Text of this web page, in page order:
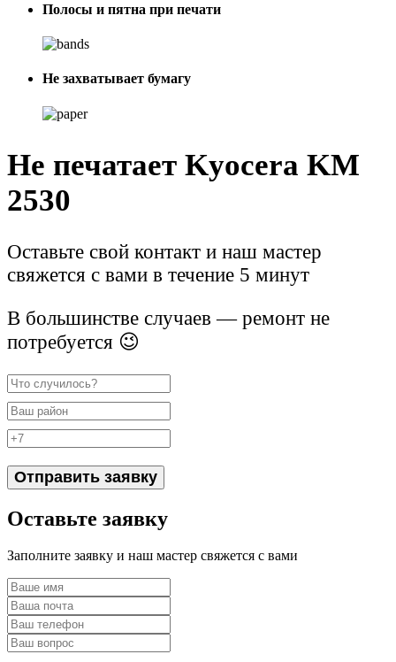
Полосы и пятна при печати
Не захватывает бумагу
Не печатает Kyocera KM
2530
Оставьте свой контакт и наш мастер
свяжется с вами в течение 5 минут
В большинстве случаев — ремонт не
потребуется 😉
Отправить заявку
Оставьте заявку
Заполните заявку и наш мастер свяжется с вами